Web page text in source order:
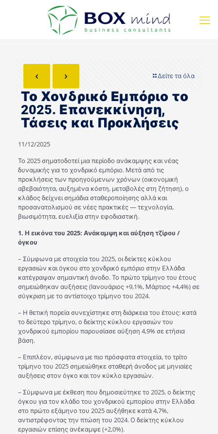
Δείτε τα όλα
Το Χονδρικό Εμπόριο το
2025. Επανεκκίνηση,
Τάσεις και Προκλήσεις
11/12/2025
Το 2025 σηματοδοτεί μια περίοδο ανάκαμψης και νέας
δυναμικής για το χονδρικό εμπόριο. Μετά από τις
προκλήσεις των προηγούμενων χρόνων (οικονομική
αβεβαιότητα, αυξημένα κόστη, μεταβολές στη ζήτηση), ο
κλάδος δείχνει σημάδια σταθεροποίησης αλλά και
προσανατολισμού σε νέες πρακτικές — τεχνολογία,
βιωσιμότητα, ευελιξία στην εφοδιαστική.
1. Η εικόνα του 2025: Ανάκαμψη και αύξηση τζίρου /
όγκου
– Σύμφωνα με στοιχεία του 2025, οι δείκτες κύκλου
εργασιών και όγκου στο χονδρικό εμπόριο στην Ελλάδα
κατέγραψαν σημαντική άνοδο. Το πρώτο τρίμηνο του έτους
σημειώθηκαν αυξήσεις (Ιανουάριος +9,1%, Μάρτιος +4,4%) σε
σύγκριση με το αντίστοιχο τρίμηνο του 2024.
– Η θετική πορεία συνεχίστηκε στη διάρκεια του έτους: κατά
το δεύτερο τρίμηνο, ο δείκτης κύκλου εργασιών του
χονδρικού εμπορίου παρουσίασε αύξηση 4,9% σε ετήσια
βάση.
– Επιπλέον, σύμφωνα με πιο πρόσφατα στοιχεία, το τρίτο
τρίμηνο του 2025 σημειώθηκε σταθερή άνοδος με μηνιαίες
αυξήσεις στον όγκο και τον κύκλο εργασιών.
– Σύμφωνα με έκθεση που δημοσιεύτηκε το 2025, ο δείκτης
όγκου για τον κλάδο του χονδρικού εμπορίου στην Ελλάδα
στο πρώτο εξάμηνο του 2025 αυξήθηκε κατά 4,7%,
αντιστρέφοντας την πτώση του 2024. Ο δείκτης κύκλου
εργασιών επίσης ανέκαμψε (+2,0%).